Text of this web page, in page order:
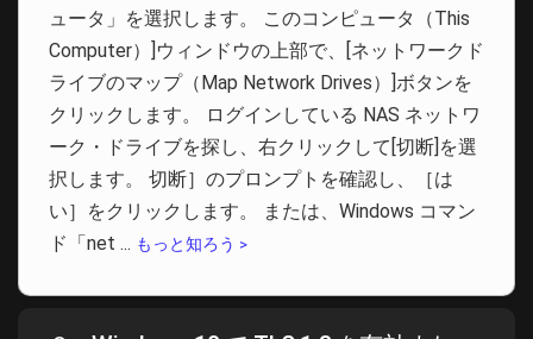
ュータ」を選択します。 このコンピュータ（This
Computer）]ウィンドウの上部で、[ネットワークド
ライブのマップ（Map Network Drives）]ボタンを
クリックします。 ログインしている NAS ネットワ
ーク・ドライブを探し、右クリックして[切断]を選
択します。 切断］のプロンプトを確認し、［は
い］をクリックします。 または、Windows コマン
ド「net ... もっと知ろう >